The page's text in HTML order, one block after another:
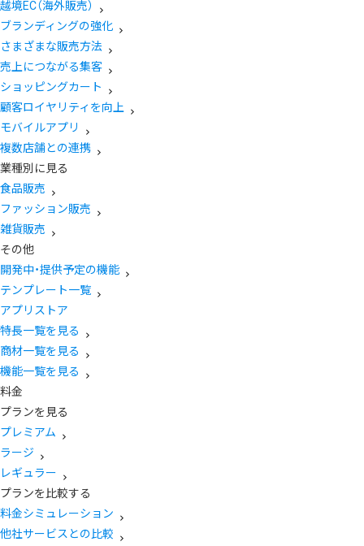
越境EC（海外販売）
ブランディングの強化
さまざまな販売方法
売上につながる集客
ショッピングカート
顧客ロイヤリティを向上
モバイルアプリ
複数店舗との連携
業種別に見る
食品販売
ファッション販売
雑貨販売
その他
開発中・提供予定の機能
テンプレート一覧
アプリストア
特長一覧を見る
商材一覧を見る
機能一覧を見る
料金
プランを見る
プレミアム
ラージ
レギュラー
プランを比較する
料金シミュレーション
他社サービスとの比較